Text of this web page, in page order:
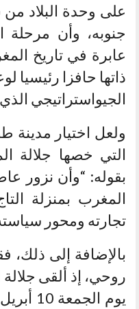
على وحدة البلاد
جنوبه، وأن مرحلة
عابرة في تاريخ
ذاتها حافزا رئيسيا
الجيواستراتيجي
ولعل اختيار مدينة
التي خصها جلالة
بقوله: “وأن نزور
المغرب بمنزلة
تجارته ومحور
بالإضافة إلى ذلك،
روحي، إذ ألقى